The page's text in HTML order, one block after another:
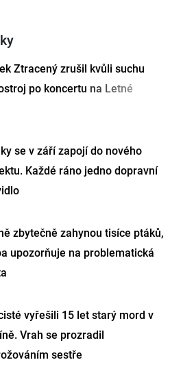
Ztracený zrušil kvůli suchu
po koncertu na Letné
se v září zapojí do nového
Každé ráno jedno dopravní
zbytečně zahynou tisíce ptáků,
upozorňuje na problematická
vyřešili 15 let starý mord v
Vrah se prozradil
sestře